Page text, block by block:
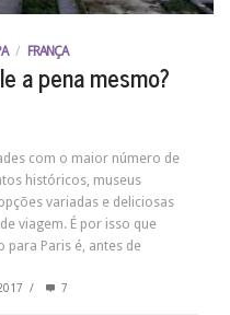
/ FRANÇA
a pena mesmo?
com o maior número de
históricos, museus
variadas e deliciosas
viagem. É por isso que
Paris é, antes de
/ 7